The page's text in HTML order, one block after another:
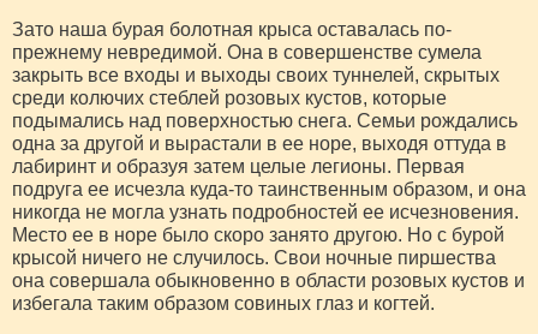
Зато наша бурая болотная крыса оставалась по-
прежнему невредимой. Она в совершенстве сумела
закрыть все входы и выходы своих туннелей, скрытых
среди колючих стеблей розовых кустов, которые
подымались над поверхностью снега. Семьи рождались
одна за другой и вырастали в ее норе, выходя оттуда в
лабиринт и образуя затем целые легионы. Первая
подруга ее исчезла куда-то таинственным образом, и она
никогда не могла узнать подробностей ее исчезновения.
Место ее в норе было скоро занято другою. Но с бурой
крысой ничего не случилось. Свои ночные пиршества
она совершала обыкновенно в области розовых кустов и
избегала таким образом совиных глаз и когтей.